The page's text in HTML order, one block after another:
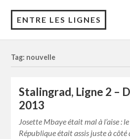
ENTRE LES LIGNES
Tag: nouvelle
Stalingrad, Ligne 2 –
2013
Josette Mbaye était mal à l’aise :
République était assis juste à côté